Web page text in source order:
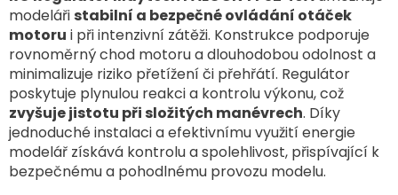
a
c
í
p
r
v
k
y
v
ý
p
modeláři stabilní a bezpečné ovládání otáček
motoru i při intenzivní zátěži. Konstrukce podporuje
rovnoměrný chod motoru a dlouhodobou odolnost a
minimalizuje riziko přetížení či přehřátí. Regulátor
poskytuje plynulou reakci a kontrolu výkonu, což
zvyšuje jistotu při složitých manévrech. Díky
jednoduché instalaci a efektivnímu využití energie
modelář získává kontrolu a spolehlivost, přispívající k
bezpečnému a pohodlnému provozu modelu.